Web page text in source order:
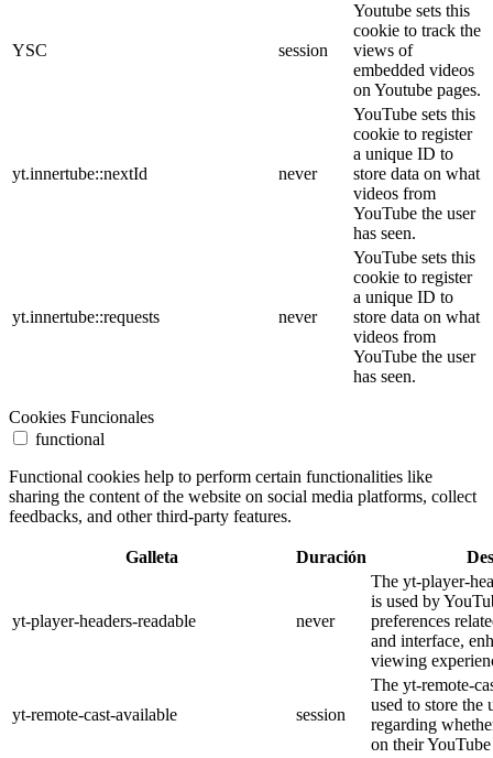
YSC session
Youtube sets this
cookie to track the
views of
embedded videos
on Youtube pages.
yt.innertube::nextId never
YouTube sets this
cookie to register
a unique ID to
store data on what
videos from
YouTube the user
has seen.
yt.innertube::requests never
YouTube sets this
cookie to register
a unique ID to
store data on what
videos from
YouTube the user
has seen.
Cookies Funcionales
functional
Functional cookies help to perform certain functionalities like
sharing the content of the website on social media platforms, collect
feedbacks, and other third-party features.
Galleta Duración
yt-player-headers-readable never
The yt-player-
is used by
preferences
and interface,
viewing
yt-remote-cast-available session
The yt-remote-
used to store the
regarding
on their